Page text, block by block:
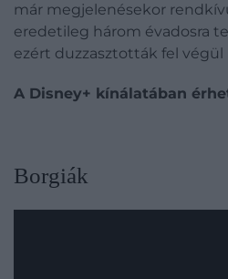
már megjelenésekor
eredetileg három évadosra
ezért duzzasztották fel végül
A Disney+ kínálatában
Borgiák